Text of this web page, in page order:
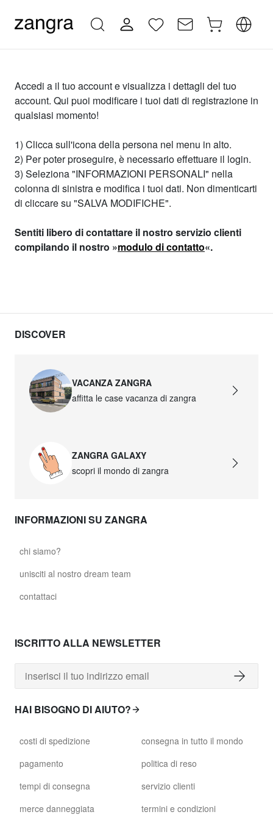
Accedi a il tuo account e visualizza i dettagli del tuo
account. Qui puoi modificare i tuoi dati di registrazione in
qualsiasi momento!
1) Clicca sull'icona della persona nel menu in alto.
2) Per poter proseguire, è necessario effettuare il login.
3) Seleziona "INFORMAZIONI PERSONALI" nella
colonna di sinistra e modifica i tuoi dati. Non dimenticarti
di cliccare su "SALVA MODIFICHE".
Sentiti libero di contattare il nostro servizio clienti
compilando il nostro »modulo di contatto«.
DISCOVER
VACANZA ZANGRA
affitta le case vacanza di zangra
ZANGRA GALAXY
scopri il mondo di zangra
INFORMAZIONI SU ZANGRA
chi siamo?
unisciti al nostro dream team
contattaci
ISCRITTO ALLA NEWSLETTER
HAI BISOGNO DI AIUTO?
costi di spedizione
pagamento
tempi di consegna
merce danneggiata
consegna in tutto il mondo
politica di reso
servizio clienti
termini e condizioni